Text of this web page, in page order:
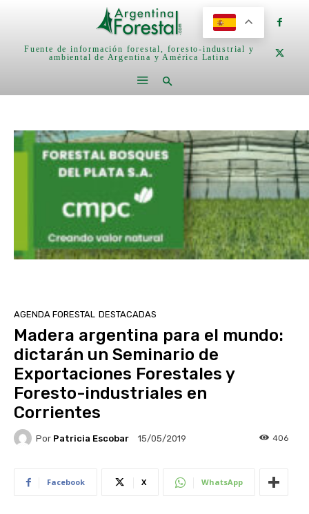
Fuente de información forestal, foresto-industrial y
ambiental de Argentina y América Latina
AGENDA FORESTAL DESTACADAS
Madera argentina para el mundo:
dictarán un Seminario de
Exportaciones Forestales y
Foresto-industriales en
Corrientes
Por Patricia Escobar 15/05/2019 406
Facebook X WhatsApp